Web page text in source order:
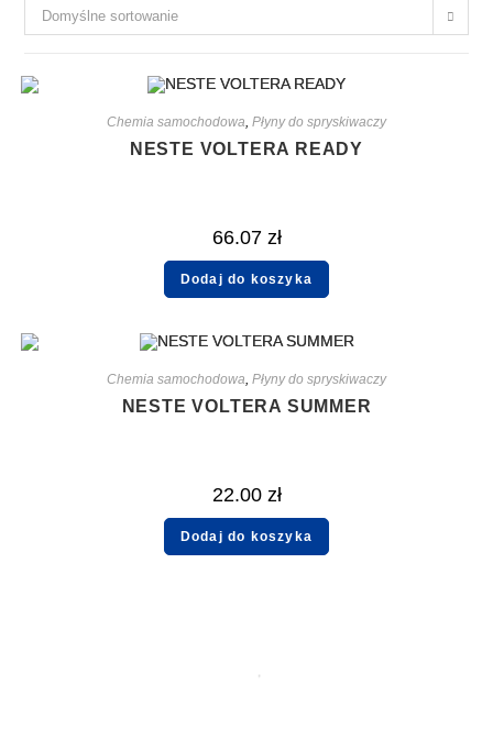
Domyślne sortowanie
Chemia samochodowa, Płyny do spryskiwaczy
NESTE VOLTERA READY
66.07 zł
Dodaj do koszyka
Chemia samochodowa, Płyny do spryskiwaczy
NESTE VOLTERA SUMMER
22.00 zł
Dodaj do koszyka